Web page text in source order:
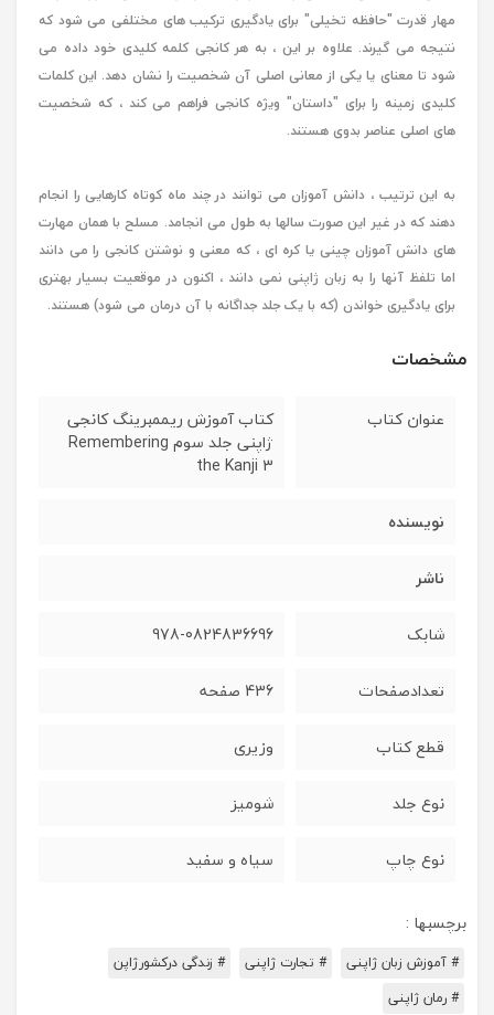
مهار قدرت "حافظه تخیلی" برای یادگیری ترکیب های مختلفی می شود که
نتیجه می گیرند. علاوه بر این ، به هر كانجی كلمه كلیدی خود داده می
شود تا معنای یا یكی از معانی اصلی آن شخصیت را نشان دهد. این کلمات
کلیدی زمینه را برای "داستان" ویژه کانجی فراهم می کند ، که شخصیت
های اصلی عناصر بدوی هستند.
به این ترتیب ، دانش آموزان می توانند در چند ماه کوتاه کارهایی را انجام
دهند که در غیر این صورت سالها به طول می انجامد. مسلح با همان مهارت
های دانش آموزان چینی یا کره ای ، که معنی و نوشتن کانجی را می دانند
اما تلفظ آنها را به زبان ژاپنی نمی دانند ، اکنون در موقعیت بسیار بهتری
برای یادگیری خواندن (که با یک جلد جداگانه با آن درمان می شود) هستند.
مشخصات
عنوان کتاب
کتاب آموزش ریممبرینگ کانجی
ژاپنی جلد سوم Remembering
the Kanji 3
نویسنده
ناشر
شابک 978-0824836696
تعدادصفحات 436 صفحه
قطع کتاب وزیری
نوع جلد شومیز
نوع چاپ سیاه و سفید
برچسبها :
# آموزش زبان ژاپنی # تجارت ژاپنی
# زندگی درکشورژاپن
# رمان ژاپنی